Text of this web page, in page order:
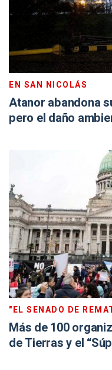
EN SAN NICOLÁS
Atanor abandona
pero el daño
"EL SENADO DE
Más de 100
de Tierras y el